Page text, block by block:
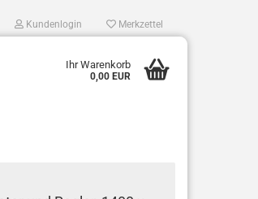
Kundenlogin Merkzettel
Ihr Warenkorb
0,00 EUR